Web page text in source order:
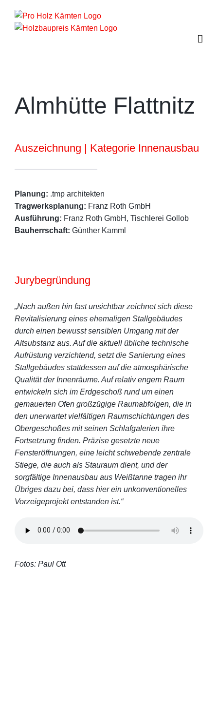
Inhalt
springen
Almhütte Flattnitz
Auszeichnung | Kategorie Innenausbau
Planung: .tmp architekten
Tragwerksplanung: Franz Roth GmbH
Ausführung: Franz Roth GmbH, Tischlerei Gollob
Bauherrschaft: Günther Kamml
Jurybegründung
„Nach außen hin fast unsichtbar zeichnet sich diese
Revitalisierung eines ehemaligen Stallgebäudes
durch einen bewusst sensiblen Umgang mit der
Altsubstanz aus. Auf die aktuell übliche technische
Aufrüstung verzichtend, setzt die Sanierung eines
Stallgebäudes stattdessen auf die atmosphärische
Qualität der Innenräume. Auf relativ engem Raum
entwickeln sich im Erdgeschoß rund um einen
gemauerten Ofen großzügige Raumabfolgen, die in
den unerwartet vielfältigen Raumschichtungen des
Obergeschoßes mit seinen Schlafgalerien ihre
Fortsetzung finden. Präzise gesetzte neue
Fensteröffnungen, eine leicht schwebende zentrale
Stiege, die auch als Stauraum dient, und der
sorgfältige Innenausbau aus Weißtanne tragen ihr
Übriges dazu bei, dass hier ein unkonventionelles
Vorzeigeprojekt entstanden ist.“
Fotos: Paul Ott